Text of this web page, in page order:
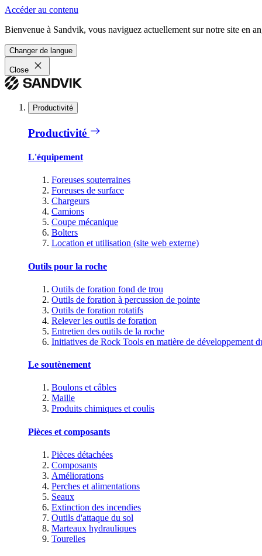
Accéder au contenu
Bienvenue à Sandvik, vous naviguez actuellement sur notre site en
Changer de langue
Close
Productivité
Productivité
L'équipement
Foreuses souterraines
Foreuses de surface
Chargeurs
Camions
Coupe mécanique
Bolters
Location et utilisation (site web externe)
Outils pour la roche
Outils de foration fond de trou
Outils de foration à percussion de pointe
Outils de foration rotatifs
Relever les outils de foration
Entretien des outils de la roche
Initiatives de Rock Tools en matière de développement
Le soutènement
Boulons et câbles
Maille
Produits chimiques et coulis
Pièces et composants
Pièces détachées
Composants
Améliorations
Perches et alimentations
Seaux
Extinction des incendies
Outils d'attaque du sol
Marteaux hydrauliques
Tourelles